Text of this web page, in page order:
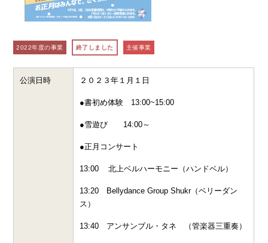
2022年度の事業 終了しました 主催事業
公演日時 ２０２３年１月１日
●書初め体験 13:00~15:00
●雪遊び 14:00～
●正月コンサート
13:00 北上ベルハーモニー（ハンドベル）
13:20 Bellydance Group Shukr（ベリーダン
ス）
13:40 アンサンブル・タネ （管楽器三重奏）